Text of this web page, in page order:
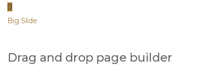
0
Big Slide
Drag and drop page builder